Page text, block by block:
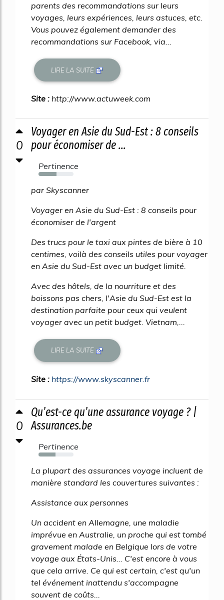
parents des recommandations sur leurs
voyages, leurs expériences, leurs astuces, etc.
Vous pouvez également demander des
recommandations sur Facebook, via...
LIRE LA SUITE
Site : http://www.actuweek.com
0
Voyager en Asie du Sud-Est : 8 conseils
pour économiser de ...
Pertinence
51%
par Skyscanner
Voyager en Asie du Sud-Est : 8 conseils pour
économiser de l'argent
Des trucs pour le taxi aux pintes de bière à 10
centimes, voilà des conseils utiles pour voyager
en Asie du Sud-Est avec un budget limité.
Avec des hôtels, de la nourriture et des
boissons pas chers, l'Asie du Sud-Est est la
destination parfaite pour ceux qui veulent
voyager avec un petit budget. Vietnam,...
LIRE LA SUITE
Site : https://www.skyscanner.fr
0
Qu’est-ce qu’une assurance voyage ? |
Assurances.be
Pertinence
49%
La plupart des assurances voyage incluent de
manière standard les couvertures suivantes :
Assistance aux personnes
Un accident en Allemagne, une maladie
imprévue en Australie, un proche qui est tombé
gravement malade en Belgique lors de votre
voyage aux États-Unis... C'est encore à vous
que cela arrive. Ce qui est certain, c'est qu'un
tel événement inattendu s'accompagne
souvent de coûts...